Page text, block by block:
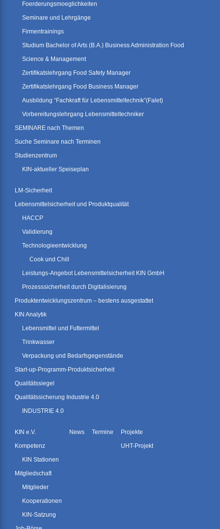
Foerderungsmoeglichkeiten
Seminare und Lehrgänge
Firmentrainings
Studium Bachelor of Arts (B.A.) Business Administration Food
Science & Management
Zertifikatslehrgang Food Safety Manager
Zertifikatslehrgang Food Business Manager
Ausbildung “Fachkraft für Lebensmitteltechnik”(Falet)
Vorbereitungslehrgang Lebensmitteltechniker
SEMINARE nach Themen
Suche Seminare nach Terminen
Studienzentrum
KIN-aktueller Speiseplan
LM-Sicherheit
Lebensmittelsicherheit und Produktqualität
HACCP
Validierung
Technologieentwicklung
Cook und Chill
Leistungs-Angebot Lebensmittelsicherheit KIN GmbH
Prozesssicherheit durch Digitalisierung
Produktentwicklungszentrum – bestens ausgestattet
KIN Analytik
Lebensmittel und Futtermittel
Trinkwasser
Verpackung und Bedarfsgegenstände
Start-up-Programm-Produktsicherheit
Qualitätssiegel
Qualitätssicherung Industrie 4.0
INDUSTRIE 4.0
KIN e.V.
Kompetenz
KIN Stationen
Mitgliedschaft
Mitglieder
Kooperationen
KIN-Satzung
News Termine
Projekte
UHT-Projekt